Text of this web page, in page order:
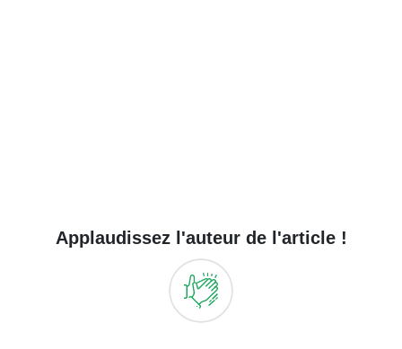
Applaudissez l'auteur de l'article !